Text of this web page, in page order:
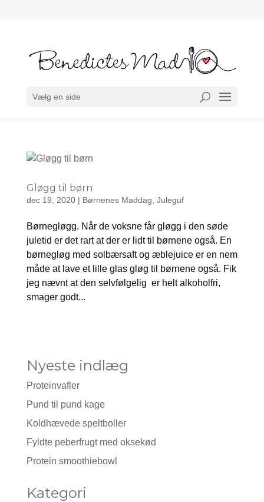
Vælg en side
Gløgg til børn
dec 19, 2020| Børnenes Maddag Juleguf
Børnegløgg. Når de voksne får gløgg i den søde
juletid er det rart at der er lidt til børnene også. En
børnegløg med solbærsaft og æblejuice er en nem
måde at lave et lille glas gløg til børnene også. Fik
jeg nævnt at den selvfølgelig er helt alkoholfri,
smager godt...
Nyeste indlæg
Proteinvafler
Pund til pund kage
Koldhævede speltboller
Fyldte peberfrugt med oksekød
Protein smoothiebowl
Kategori